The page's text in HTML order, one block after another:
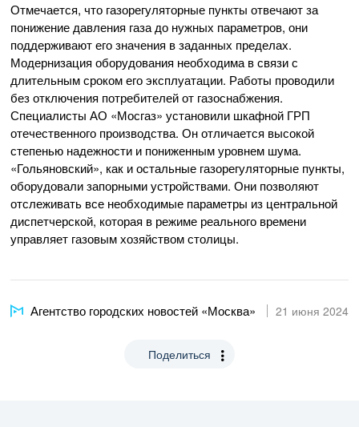
Отмечается, что газорегуляторные пункты отвечают за
понижение давления газа до нужных параметров, они
поддерживают его значения в заданных пределах.
Модернизация оборудования необходима в связи с
длительным сроком его эксплуатации. Работы проводили
без отключения потребителей от газоснабжения.
Специалисты АО «Мосгаз» установили шкафной ГРП
отечественного производства. Он отличается высокой
степенью надежности и пониженным уровнем шума.
«Гольяновский», как и остальные газорегуляторные пункты,
оборудовали запорными устройствами. Они позволяют
отслеживать все необходимые параметры из центральной
диспетчерской, которая в режиме реального времени
управляет газовым хозяйством столицы.
Агентство городских новостей «Москва» 21 июня 2024
Поделиться